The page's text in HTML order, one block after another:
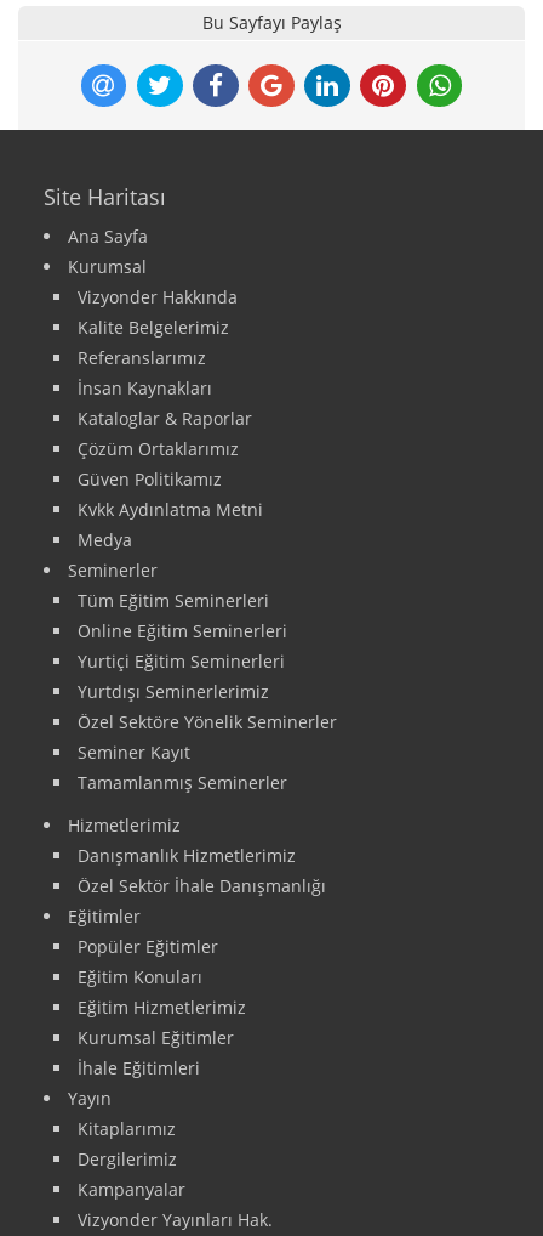
Bu Sayfayı Paylaş
Site Haritası
Ana Sayfa
Kurumsal
Vizyonder Hakkında
Kalite Belgelerimiz
Referanslarımız
İnsan Kaynakları
Kataloglar & Raporlar
Çözüm Ortaklarımız
Güven Politikamız
Kvkk Aydınlatma Metni
Medya
Seminerler
Tüm Eğitim Seminerleri
Online Eğitim Seminerleri
Yurtiçi Eğitim Seminerleri
Yurtdışı Seminerlerimiz
Özel Sektöre Yönelik Seminerler
Seminer Kayıt
Tamamlanmış Seminerler
Hizmetlerimiz
Danışmanlık Hizmetlerimiz
Özel Sektör İhale Danışmanlığı
Eğitimler
Popüler Eğitimler
Eğitim Konuları
Eğitim Hizmetlerimiz
Kurumsal Eğitimler
İhale Eğitimleri
Yayın
Kitaplarımız
Dergilerimiz
Kampanyalar
Vizyonder Yayınları Hak.